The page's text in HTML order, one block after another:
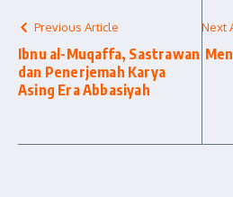
Previous Article
Ibnu al-Muqaffa, Sastrawan
dan Penerjemah Karya
Asing Era Abbasiyah
Next